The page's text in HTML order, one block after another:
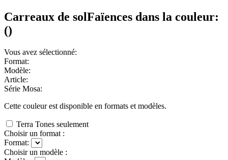
Carreaux de solFaïences dans la couleur:
()
Vous avez sélectionné:
Format:
Modèle:
Article:
Série Mosa:
Cette couleur est disponible en formats et modèles.
Terra Tones seulement
Choisir un format :
Format:
Choisir un modèle :